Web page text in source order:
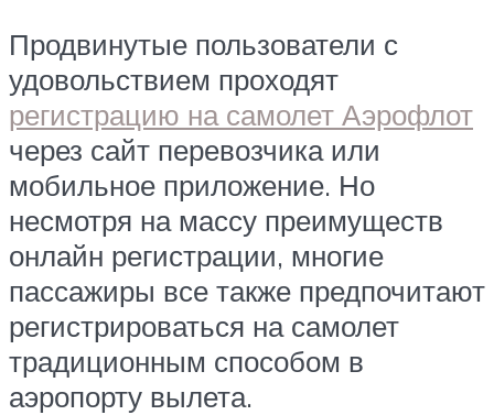
Продвинутые пользователи с
удовольствием проходят
регистрацию на самолет Аэрофлот
через сайт перевозчика или
мобильное приложение. Но
несмотря на массу преимуществ
онлайн регистрации, многие
пассажиры все также предпочитают
регистрироваться на самолет
традиционным способом в
аэропорту вылета.